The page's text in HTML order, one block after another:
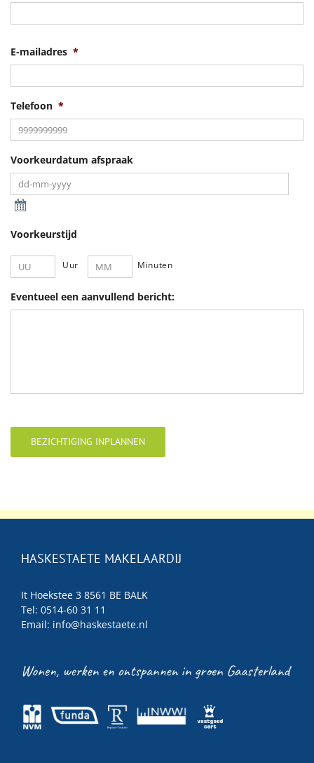
E-mailadres *
Telefoon *
Voorkeurdatum afspraak
Voorkeurstijd
Uur Minuten
Eventueel een aanvullend bericht:
BEZICHTIGING INPLANNEN
HASKESTAETE MAKELAARDIJ
It Hoekstee 3 8561 BE BALK
Tel: 0514-60 31 11
Email: info@haskestaete.nl